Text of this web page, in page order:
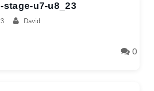
stage-u7-u8_23
David
0